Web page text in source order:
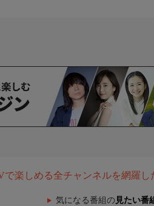
楽しめる全チャンネルを網羅し
気になる番組の 見たい番